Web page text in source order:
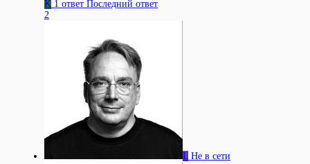
K 1 ответ Последний ответ
2
L Не в сети